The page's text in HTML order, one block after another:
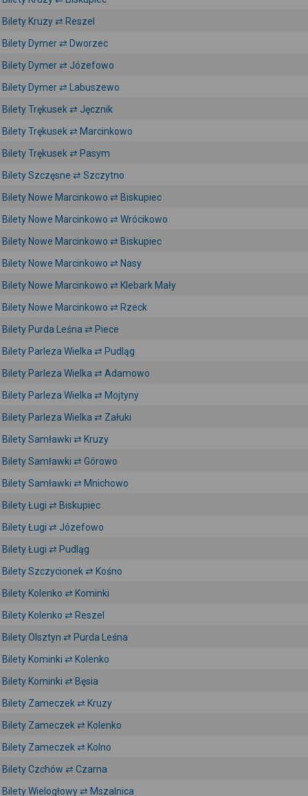
Bilety Kruzy ⇄ Reszel
Bilety Dymer ⇄ Dworzec
Bilety Dymer ⇄ Józefowo
Bilety Dymer ⇄ Labuszewo
Bilety Trękusek ⇄ Jęcznik
Bilety Trękusek ⇄ Marcinkowo
Bilety Trękusek ⇄ Pasym
Bilety Szczęsne ⇄ Szczytno
Bilety Nowe Marcinkowo ⇄ Biskupiec
Bilety Nowe Marcinkowo ⇄ Wrócikowo
Bilety Nowe Marcinkowo ⇄ Biskupiec
Bilety Nowe Marcinkowo ⇄ Nasy
Bilety Nowe Marcinkowo ⇄ Klebark Mały
Bilety Nowe Marcinkowo ⇄ Rzeck
Bilety Purda Leśna ⇄ Piece
Bilety Parleza Wielka ⇄ Pudląg
Bilety Parleza Wielka ⇄ Adamowo
Bilety Parleza Wielka ⇄ Mojtyny
Bilety Parleza Wielka ⇄ Załuki
Bilety Samławki ⇄ Kruzy
Bilety Samławki ⇄ Górowo
Bilety Samławki ⇄ Mnichowo
Bilety Ługi ⇄ Biskupiec
Bilety Ługi ⇄ Józefowo
Bilety Ługi ⇄ Pudląg
Bilety Szczycionek ⇄ Kośno
Bilety Kolenko ⇄ Kominki
Bilety Kolenko ⇄ Reszel
Bilety Olsztyn ⇄ Purda Leśna
Bilety Kominki ⇄ Kolenko
Bilety Kominki ⇄ Bęsia
Bilety Zameczek ⇄ Kruzy
Bilety Zameczek ⇄ Kolenko
Bilety Zameczek ⇄ Kolno
Bilety Czchów ⇄ Czarna
Bilety Wielogłowy ⇄ Mszalnica